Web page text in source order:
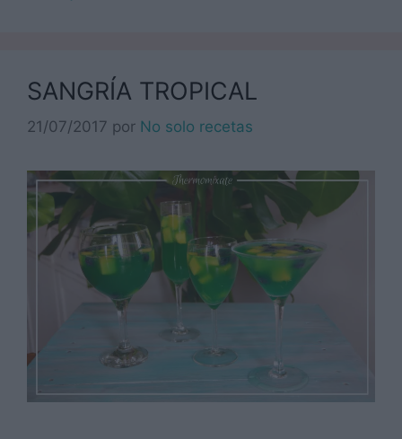
SANGRÍA TROPICAL
21/07/2017 por No solo recetas